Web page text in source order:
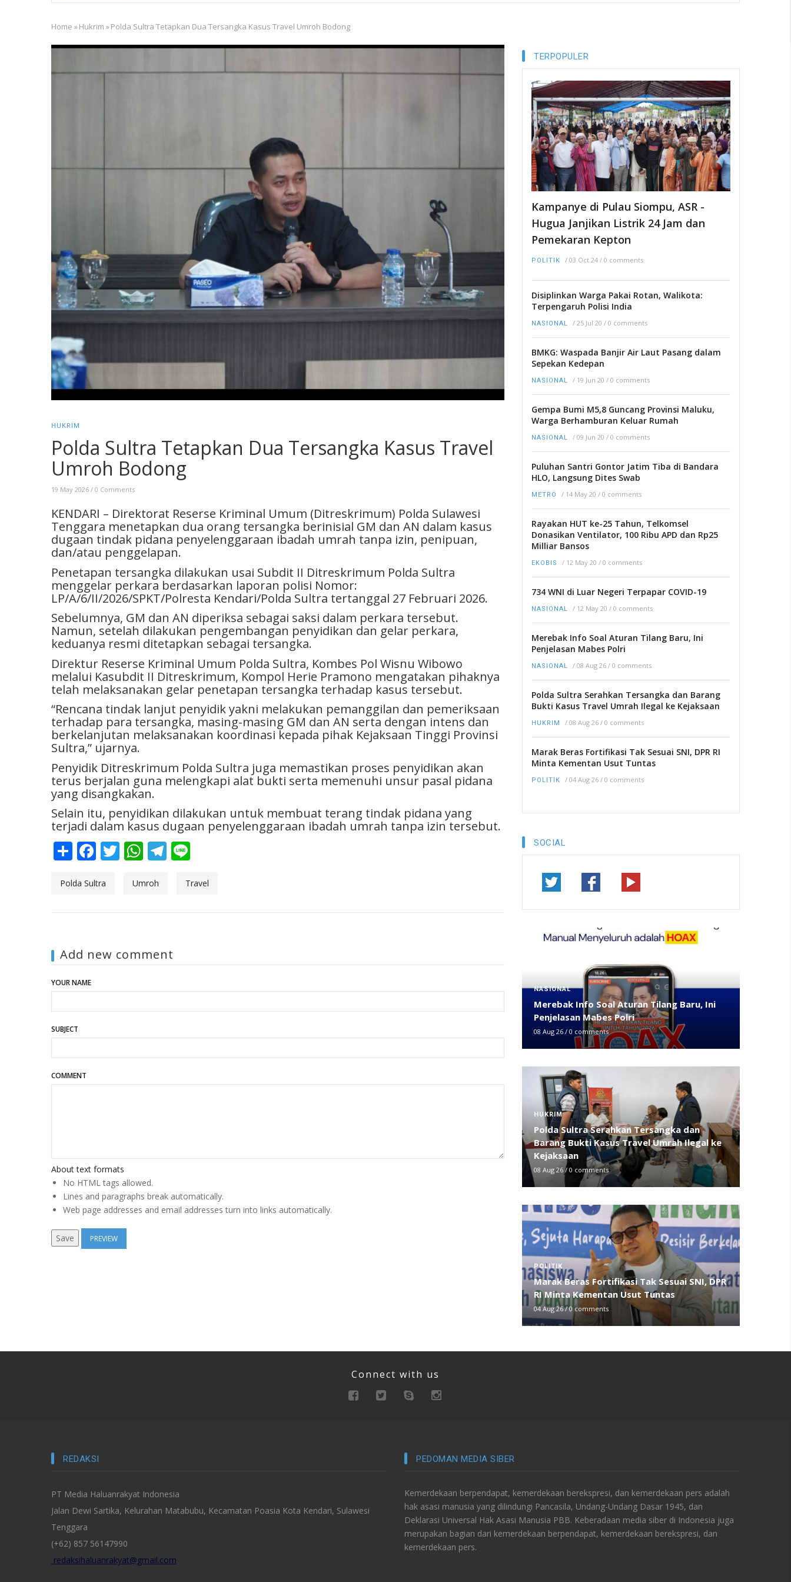
Breadcrumb
Home »Hukrim »Polda Sultra Tetapkan Dua Tersangka Kasus Travel Umroh Bodong
HUKRIM
Polda Sultra Tetapkan Dua Tersangka Kasus Travel
Umroh Bodong
19 May 2026 / 0 Comments
KENDARI – Direktorat Reserse Kriminal Umum (Ditreskrimum) Polda Sulawesi
Tenggara menetapkan dua orang tersangka berinisial GM dan AN dalam kasus
dugaan tindak pidana penyelenggaraan ibadah umrah tanpa izin, penipuan,
dan/atau penggelapan.
Penetapan tersangka dilakukan usai Subdit II Ditreskrimum Polda Sultra
menggelar perkara berdasarkan laporan polisi Nomor:
LP/A/6/II/2026/SPKT/Polresta Kendari/Polda Sultra tertanggal 27 Februari 2026.
Sebelumnya, GM dan AN diperiksa sebagai saksi dalam perkara tersebut.
Namun, setelah dilakukan pengembangan penyidikan dan gelar perkara,
keduanya resmi ditetapkan sebagai tersangka.
Direktur Reserse Kriminal Umum Polda Sultra, Kombes Pol Wisnu Wibowo
melalui Kasubdit II Ditreskrimum, Kompol Herie Pramono mengatakan pihaknya
telah melaksanakan gelar penetapan tersangka terhadap kasus tersebut.
“Rencana tindak lanjut penyidik yakni melakukan pemanggilan dan pemeriksaan
terhadap para tersangka, masing-masing GM dan AN serta dengan intens dan
berkelanjutan melaksanakan koordinasi kepada pihak Kejaksaan Tinggi Provinsi
Sultra,” ujarnya.
Penyidik Ditreskrimum Polda Sultra juga memastikan proses penyidikan akan
terus berjalan guna melengkapi alat bukti serta memenuhi unsur pasal pidana
yang disangkakan.
Selain itu, penyidikan dilakukan untuk membuat terang tindak pidana yang
terjadi dalam kasus dugaan penyelenggaraan ibadah umrah tanpa izin tersebut.
ShareFacebook
Twitter
WhatsApp
Telegram
Polda Sultra Umroh Travel
Add new comment
YOUR NAME
SUBJECT
COMMENT
About text formats
No HTML tags allowed.
Lines and paragraphs break automatically.
Web page addresses and email addresses turn into links automatically.
TERPOPULER
Kampanye di Pulau Siompu, ASR -
Hugua Janjikan Listrik 24 Jam dan
Pemekaran Kepton
POLITIK / 03 Oct 24 / 0 comments
Disiplinkan Warga Pakai Rotan, Walikota:
Terpengaruh Polisi India
NASIONAL / 25 Jul 20 / 0 comments
BMKG: Waspada Banjir Air Laut Pasang dalam
Sepekan Kedepan
NASIONAL / 19 Jun 20 / 0 comments
Gempa Bumi M5,8 Guncang Provinsi Maluku,
Warga Berhamburan Keluar Rumah
NASIONAL / 09 Jun 20 / 0 comments
Puluhan Santri Gontor Jatim Tiba di Bandara
HLO, Langsung Dites Swab
METRO / 14 May 20 / 0 comments
Rayakan HUT ke-25 Tahun, Telkomsel
Donasikan Ventilator, 100 Ribu APD dan Rp25
Milliar Bansos
EKOBIS / 12 May 20 / 0 comments
734 WNI di Luar Negeri Terpapar COVID-19
NASIONAL / 12 May 20 / 0 comments
Merebak Info Soal Aturan Tilang Baru, Ini
Penjelasan Mabes Polri
NASIONAL / 08 Aug 26 / 0 comments
Polda Sultra Serahkan Tersangka dan Barang
Bukti Kasus Travel Umrah Ilegal ke Kejaksaan
HUKRIM / 08 Aug 26 / 0 comments
Marak Beras Fortifikasi Tak Sesuai SNI, DPR RI
Minta Kementan Usut Tuntas
POLITIK / 04 Aug 26 / 0 comments
SOCIAL
NASIONAL
Merebak Info Soal Aturan Tilang Baru, Ini
Penjelasan Mabes Polri
08 Aug 26 / 0 comments
HUKRIM
Polda Sultra Serahkan Tersangka dan
Barang Bukti Kasus Travel Umrah Ilegal ke
Kejaksaan
08 Aug 26/ 0 comments
POLITIK
Marak Beras Fortifikasi Tak Sesuai SNI, DPR
RI Minta Kementan Usut Tuntas
04 Aug 26/0 comments
Connect with us
REDAKSI
PT Media Haluanrakyat Indonesia
Jalan Dewi Sartika, Kelurahan Matabubu, Kecamatan Poasia Kota Kendari, Sulawesi
Tenggara
(+62) 857 56147990
redaksihaluanrakyat@gmail.com
PEDOMAN MEDIA SIBER
Kemerdekaan berpendapat, kemerdekaan berekspresi, dan kemerdekaan pers adalah
hak asasi manusia yang dilindungi Pancasila, Undang-Undang Dasar 1945, dan
Deklarasi Universal Hak Asasi Manusia PBB. Keberadaan media siber di Indonesia juga
merupakan bagian dari kemerdekaan berpendapat, kemerdekaan berekspresi, dan
kemerdekaan pers.